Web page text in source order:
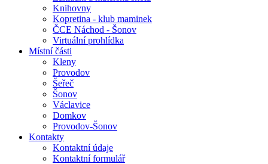
Knihovny
Kopretina - klub maminek
ČCE Náchod - Šonov
Virtuální prohlídka
Místní části
Kleny
Provodov
Šeřeč
Šonov
Václavice
Domkov
Provodov-Šonov
Kontakty
Kontaktní údaje
Kontaktní formulář